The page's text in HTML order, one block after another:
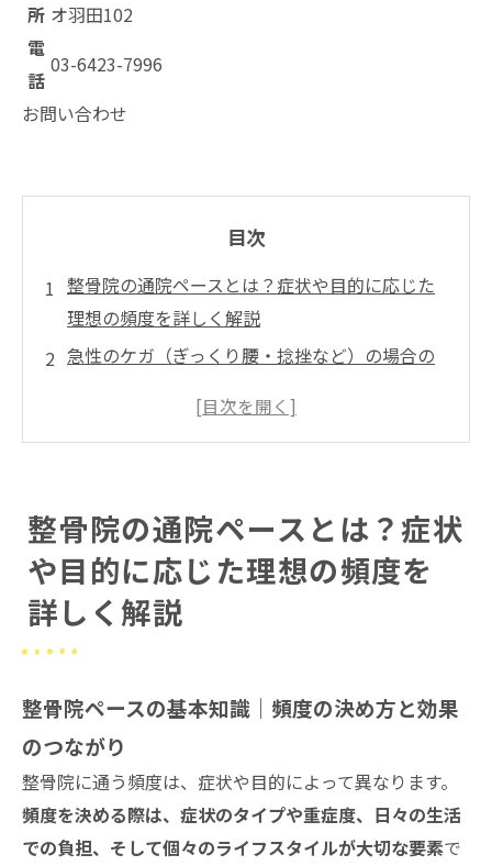
所 オ羽田102
電
話
03-6423-7996
お問い合わせ
目次
整骨院の通院ペースとは？症状や目的に応じた
理想の頻度を詳しく解説
急性のケガ（ぎっくり腰・捻挫など）の場合の
慢性的な痛み（肩こり・腰痛など）の場合の通
た通院ペース
院概要
整骨院の通院ペースとは？症状
や目的に応じた理想の頻度を
詳しく解説
整骨院ペースの基本知識｜頻度の決め方と効果
のつながり
整骨院に通う頻度は、症状や目的によって異なります。
頻度を決める際は、症状のタイプや重症度、日々の生活
での負担、そして個々のライフスタイルが大切な要素で